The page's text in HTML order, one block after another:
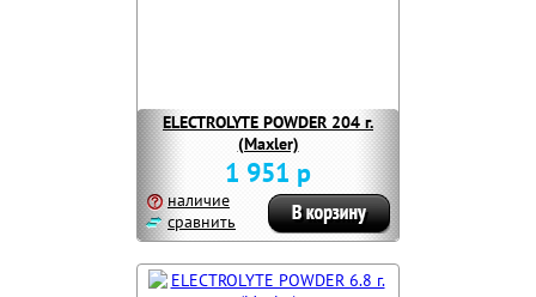
ELECTROLYTE POWDER 204 г.
(Maxler)
1 951 р
наличие
сравнить